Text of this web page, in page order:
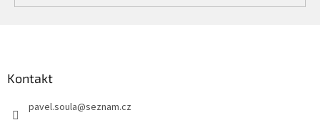
Kontakt
pavel.soula@seznam.cz